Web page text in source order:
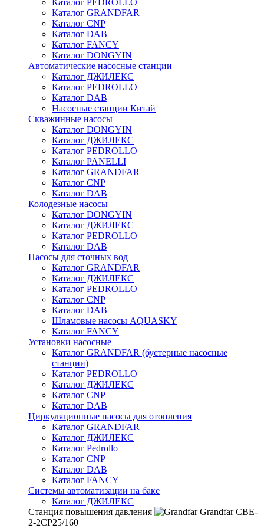
Каталог PEDROLLO
Каталог GRANDFAR
Каталог CNP
Каталог DAB
Каталог FANCY
Каталог DONGYIN
Автоматические насосные станции
Каталог ДЖИЛЕКС
Каталог PEDROLLO
Каталог DAB
Насосные станции Китай
Скважинные насосы
Каталог DONGYIN
Каталог ДЖИЛЕКС
Каталог PEDROLLO
Каталог PANELLI
Каталог GRANDFAR
Каталог CNP
Каталог DAB
Колодезные насосы
Каталог DONGYIN
Каталог ДЖИЛЕКС
Каталог PEDROLLO
Каталог DAB
Насосы для сточных вод
Каталог GRANDFAR
Каталог ДЖИЛЕКС
Каталог PEDROLLO
Каталог CNP
Каталог DAB
Шламовые насосы AQUASKY
Каталог FANCY
Установки насосные
Каталог GRANDFAR (бустерные насосные
станции)
Каталог PEDROLLO
Каталог ДЖИЛЕКС
Каталог CNP
Каталог DAB
Циркуляционные насосы для отопления
Каталог GRANDFAR
Каталог ДЖИЛЕКС
Каталог Pedrollo
Каталог CNP
Каталог DAB
Каталог FANCY
Системы автоматизации на баке
Каталог ДЖИЛЕКС
Станция повышения давления
Grandfar CBE-
2-2CP25/160